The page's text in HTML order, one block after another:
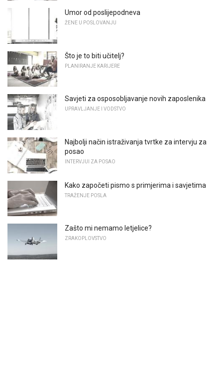
Umor od poslijepodneva
ŽENE U POSLOVANJU
Što je to biti učitelj?
PLANIRANJE KARIJERE
Savjeti za osposobljavanje novih zaposlenika
UPRAVLJANJE I VODSTVO
Najbolji način istraživanja tvrtke za intervju za
posao
INTERVJUI ZA POSAO
Kako započeti pismo s primjerima i savjetima
TRAŽENJE POSLA
Zašto mi nemamo letjelice?
ZRAKOPLOVSTVO